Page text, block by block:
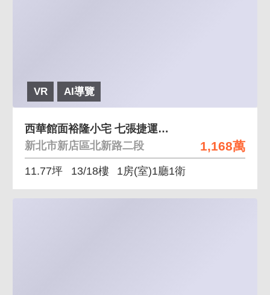
VR AI導覽
1,168萬
西華館面裕隆小宅 七張捷運共構生活機能完善
新北市新店區北新路二段
11.77坪 13/18樓 1房(室)1廳1衛